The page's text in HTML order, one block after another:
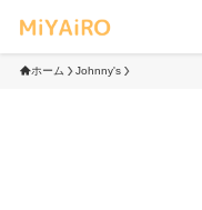
ホーム Johnny's